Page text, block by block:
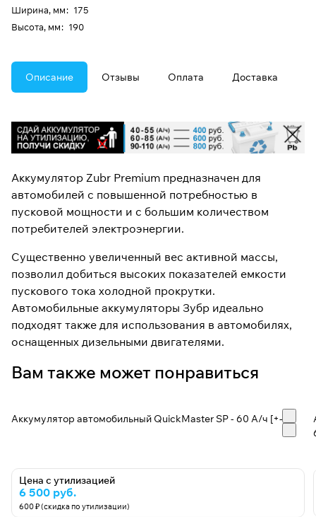
Ширина, мм: 175
Высота, мм: 190
Описание Отзывы Оплата Доставка
Аккумулятор Zubr Premium предназначен для
автомобилей с повышенной потребностью в
пусковой мощности и с большим количеством
потребителей электроэнергии.
Существенно увеличенный вес активной массы,
позволил добиться высоких показателей емкости
пускового тока холодной прокрутки.
Автомобильные аккумуляторы Зубр идеально
подходят также для использования в автомобилях,
оснащенных дизельными двигателями.
Вам также может понравиться
Аккумулятор автомобильный QuickMaster SP - 60 A/ч [+-]
Цена с утилизацией
6 500 руб.
600 ₽ (скидка по утилизации)